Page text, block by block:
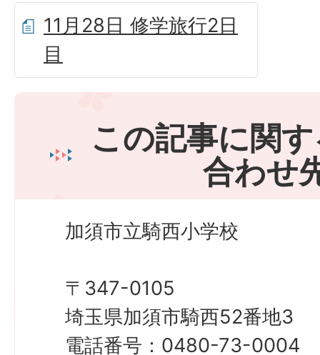
11月28日 修学旅行2日
目
この記事に関
合わせ
加須市立騎西小学校
〒347-0105
埼玉県加須市騎西52番地3
電話番号：0480-73-0004